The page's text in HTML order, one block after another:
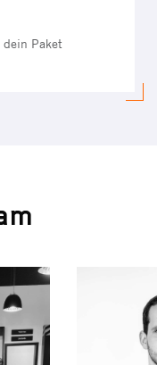
Paket